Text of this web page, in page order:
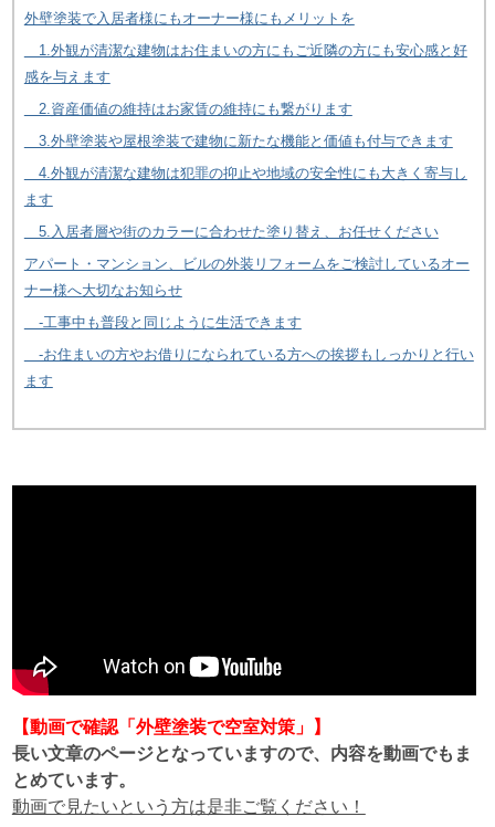
外壁塗装で入居者様にもオーナー様にもメリットを
1.外観が清潔な建物はお住まいの方にもご近隣の方にも安心感と好
感を与えます
2.資産価値の維持はお家賃の維持にも繋がります
3.外壁塗装や屋根塗装で建物に新たな機能と価値も付与できます
4.外観が清潔な建物は犯罪の抑止や地域の安全性にも大きく寄与し
ます
5.入居者層や街のカラーに合わせた塗り替え、お任せください
アパート・マンション、ビルの外装リフォームをご検討しているオー
ナー様へ大切なお知らせ
-工事中も普段と同じように生活できます
-お住まいの方やお借りになられている方への挨拶もしっかりと行い
ます
【動画で確認「外壁塗装で空室対策」】
長い文章のページとなっていますので、内容を動画でもま
とめています。
動画で見たいという方は是非ご覧ください！